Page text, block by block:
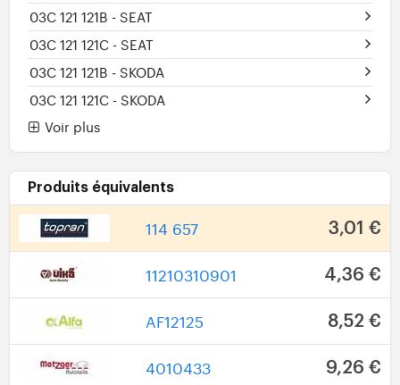
03C 121 121B - SEAT
03C 121 121C - SEAT
03C 121 121B - SKODA
03C 121 121C - SKODA
Voir plus
Produits équivalents
114 657 3,01 €
11210310901 4,36 €
AF12125 8,52 €
4010433 9,26 €